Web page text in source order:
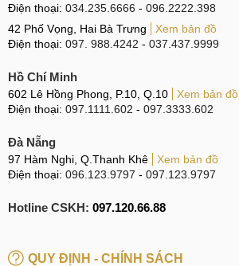
Điện thoại: 034.235.6666 - 096.2222.398
42 Phố Vọng, Hai Bà Trưng
Xem bản đồ
Điện thoại: 097. 988.4242 - 037.437.9999
Hồ Chí Minh
602 Lê Hồng Phong, P.10, Q.10
Xem bản đồ
Điện thoại: 097.1111.602 - 097.3333.602
Đà Nẵng
97 Hàm Nghi, Q.Thanh Khê
Xem bản đồ
Điện thoại: 096.123.9797 - 097.123.9797
Hotline CSKH: 097.120.66.88
QUY ĐỊNH - CHÍNH SÁCH